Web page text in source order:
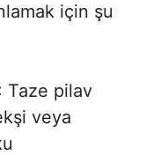
için şu
Taze pilav
veya